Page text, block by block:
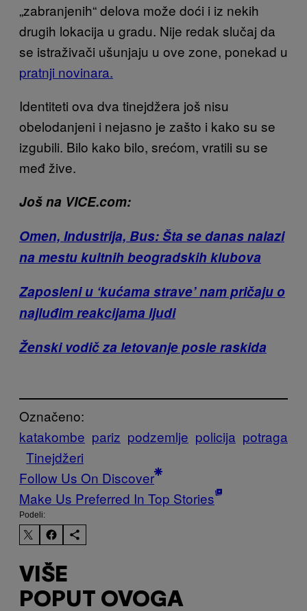
„zabranjenih“ delova može doći i iz nekih
drugih lokacija u gradu. Nije redak slučaj da
se istraživači ušunjaju u ove zone, ponekad u
pratnji novinara.
Identiteti ova dva tinejdžera još nisu
obelodanjeni i nejasno je zašto i kako su se
izgubili. Bilo kako bilo, srećom, vratili su se
međ žive.
Još na VICE.com:
Omen, Industrija, Bus: Šta se danas nalazi
na mestu kultnih beogradskih klubova
Zaposleni u ‘kućama strave’ nam pričaju o
najluđim reakcijama ljudi
Ženski vodič za letovanje posle raskida
Označeno:
katakombe pariz podzemlje policija potraga
Tinejdžeri
Follow Us On Discover
Make Us Preferred In Top Stories
Podeli:
VIŠE
POPUT OVOGA